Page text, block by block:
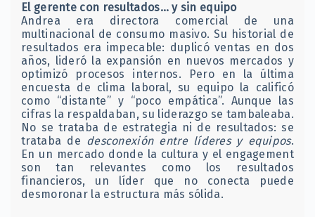
El gerente con resultados… y sin equipo
Andrea era directora comercial de una
multinacional de consumo masivo. Su historial de
resultados era impecable: duplicó ventas en dos
años, lideró la expansión en nuevos mercados y
optimizó procesos internos. Pero en la última
encuesta de clima laboral, su equipo la calificó
como “distante” y “poco empática”. Aunque las
cifras la respaldaban, su liderazgo se tambaleaba.
No se trataba de estrategia ni de resultados: se
trataba de desconexión entre líderes y equipos.
En un mercado donde la cultura y el engagement
son tan relevantes como los resultados
financieros, un líder que no conecta puede
desmoronar la estructura más sólida.